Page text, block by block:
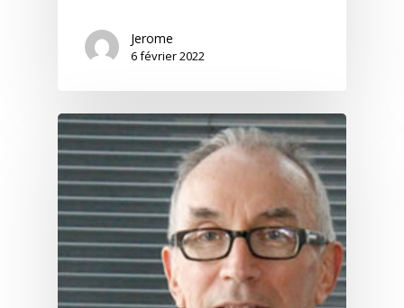
Jerome
6 février 2022